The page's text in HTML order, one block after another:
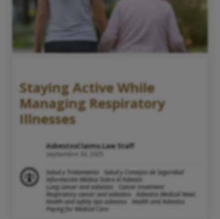
Staying Active While
Managing Respiratory
Illnesses
AsbestosClaims.Law Staff
septiembre 30, 2025
Salud y Tratamiento
Salud y Consejos de Seguridad
Información Médica Sobre el Asbesto
Lung cancer and asbestos
Cancer treatment
Respiratory cancer and asbestos
Asbestos Medical News
health and safety tips asbestos
Health and Asbestos
Paying for Medical Care